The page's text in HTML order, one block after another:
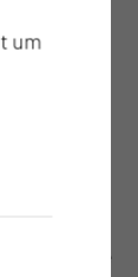
liegt auf
in der
um